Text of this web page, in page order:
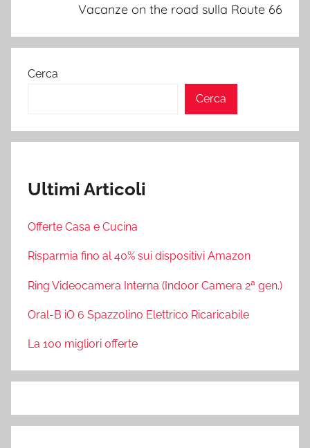
Vacanze on the road sulla Route 66
Cerca
Cerca
Ultimi Articoli
Offerte Casa e Cucina
Risparmia fino al 40% sui dispositivi Amazon
Ring Videocamera Interna (Indoor Camera 2ª gen.)
Oral-B iO 6 Spazzolino Elettrico Ricaricabile
La 100 migliori offerte